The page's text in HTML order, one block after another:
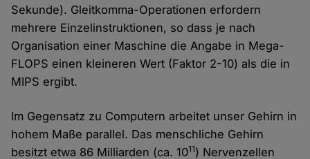
Sekunde). Gleitkomma-Operationen erfordern
mehrere Einzelinstruktionen, so dass je nach
Organisation einer Maschine die Angabe in Mega-
FLOPS einen kleineren Wert (Faktor 2-10) als die in
MIPS ergibt.
Im Gegensatz zu Computern arbeitet unser Gehirn in
hohem Maße parallel. Das menschliche Gehirn
besitzt etwa 86 Milliarden (ca. 1011) Nervenzellen